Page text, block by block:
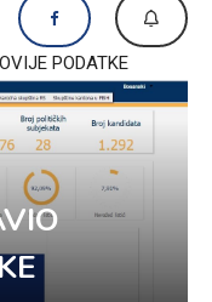
PODATKE